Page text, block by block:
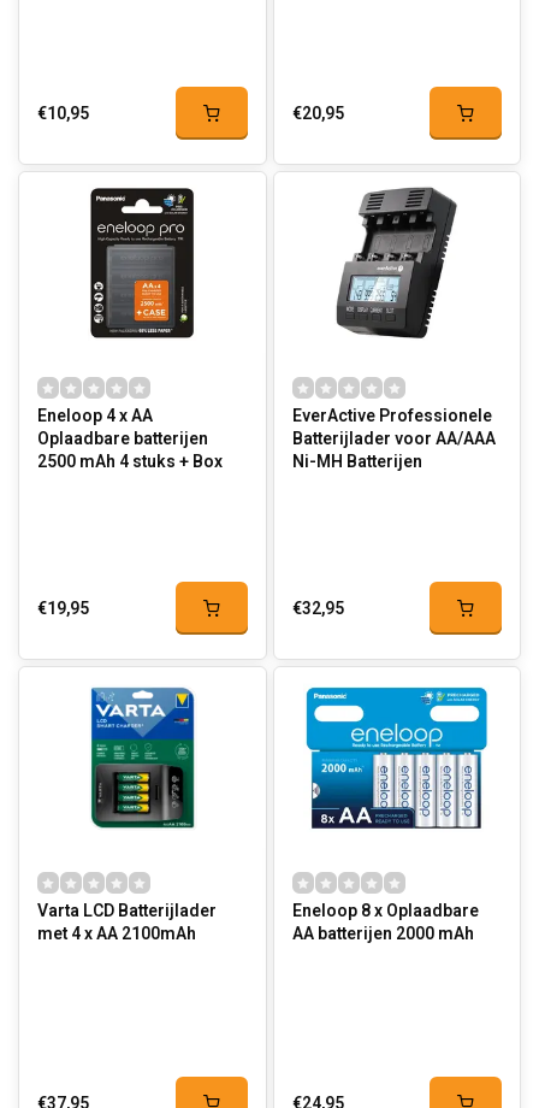
€10,95 €20,95
Eneloop 4 x AA
Oplaadbare batterijen
2500 mAh 4 stuks + Box
€19,95
EverActive Professionele
Batterijlader voor AA/AAA
Ni-MH Batterijen
€32,95
Varta LCD Batterijlader
met 4 x AA 2100mAh
Eneloop 8 x Oplaadbare
AA batterijen 2000 mAh